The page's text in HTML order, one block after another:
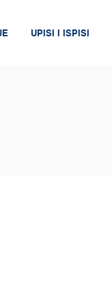
UPISI I ISPISI